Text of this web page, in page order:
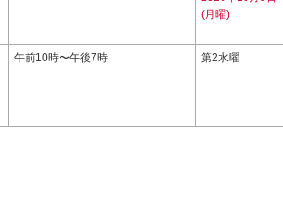
(月曜)
午前10時〜午後7時 第2水曜